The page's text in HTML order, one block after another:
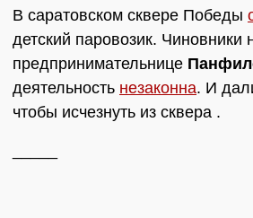
В саратовском сквере Победы
детский паровозик. Чиновники
предпринимательнице
деятельность незаконна. И
чтобы исчезнуть из сквера .